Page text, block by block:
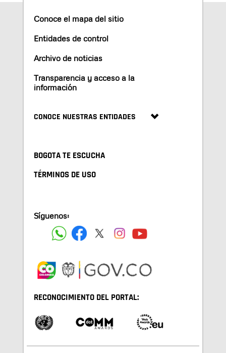
Conoce el mapa del sitio
Entidades de control
Archivo de noticias
Transparencia y acceso a la
información
CONOCE NUESTRAS ENTIDADES
BOGOTA TE ESCUCHA
TÉRMINOS DE USO
Síguenos:
RECONOCIMIENTO DEL PORTAL: